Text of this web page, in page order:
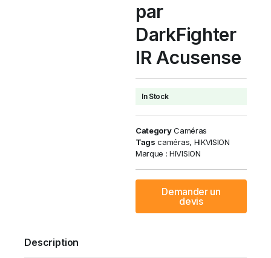
par
DarkFighter
IR Acusense
In Stock
Category Caméras
Tags caméras, HIKVISION
Marque :HIVISION
Demander un
devis
Description